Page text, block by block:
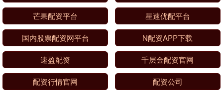
芒果配资平台 星速优配平台
国内股票配资网平台 N配资APP下载
速盈配资 千层金配资官网
配资行情官网 配资公司